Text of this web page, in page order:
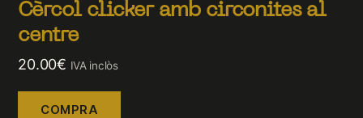
Cèrcol clicker amb circonites al
centre
20.00€ IVA inclòs
COMPRA